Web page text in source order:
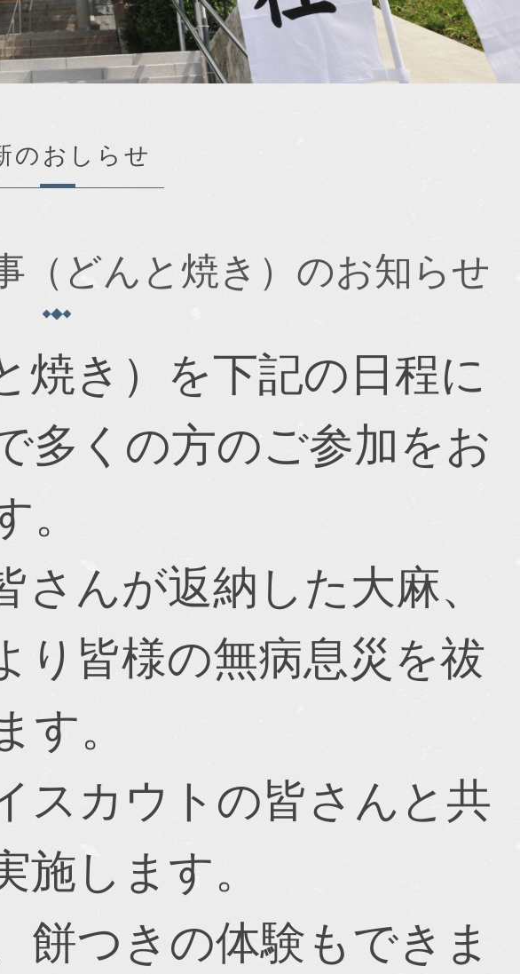
のおしらせ
（どんと焼き）のお知らせ
焼き）を下記の日程に
多くの方のご参加をお
。
さんが返納した大麻、
り皆様の無病息災を祓
す。
スカウトの皆さんと共
施します。
餅つきの体験もできま